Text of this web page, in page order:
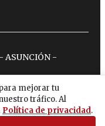
mejorar tu
tráfico. Al
Política de privacidad.
ASUNCIÓN -
spotify